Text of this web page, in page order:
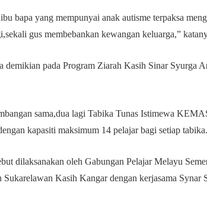
bapa yang mempunyai anak autisme terpaksa
gus membebankan kewangan keluarga,”
demikian pada Program Ziarah Kasih Sinar Syurga
sama,dua lagi Tabika Tunas Istimewa
kapasiti maksimum 14 pelajar bagi setiap tabika.
dilaksanakan oleh Gabungan Pelajar Melayu
Sukarelawan Kasih Kangar dengan kerjasama Synar